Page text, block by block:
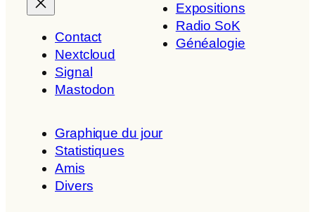
Contact
Nextcloud
Signal
Mastodon
Expositions
Radio SoK
Généalogie
Graphique du jour
Statistiques
Amis
Divers